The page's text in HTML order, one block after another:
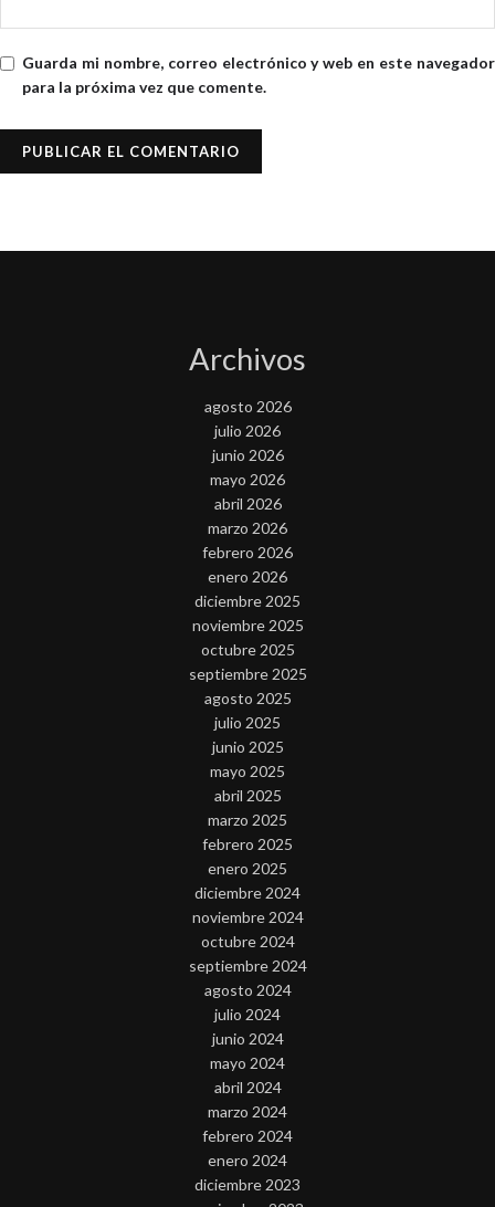
Guarda mi nombre, correo electrónico y web en este navegador
para la próxima vez que comente.
Archivos
agosto 2026
julio 2026
junio 2026
mayo 2026
abril 2026
marzo 2026
febrero 2026
enero 2026
diciembre 2025
noviembre 2025
octubre 2025
septiembre 2025
agosto 2025
julio 2025
junio 2025
mayo 2025
abril 2025
marzo 2025
febrero 2025
enero 2025
diciembre 2024
noviembre 2024
octubre 2024
septiembre 2024
agosto 2024
julio 2024
junio 2024
mayo 2024
abril 2024
marzo 2024
febrero 2024
enero 2024
diciembre 2023